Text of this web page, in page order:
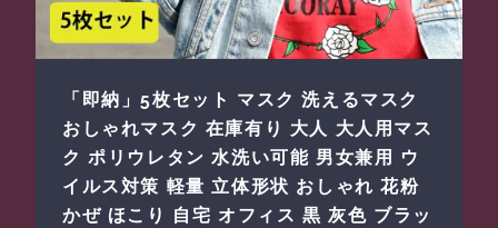
「即納」5枚セット マスク 洗えるマスク
おしゃれマスク 在庫有り 大人 大人用マス
ク ポリウレタン 水洗い可能 男女兼用 ウ
イルス対策 軽量 立体形状 おしゃれ 花粉
かぜ ほこり 自宅 オフィス 黒 灰色 ブラッ